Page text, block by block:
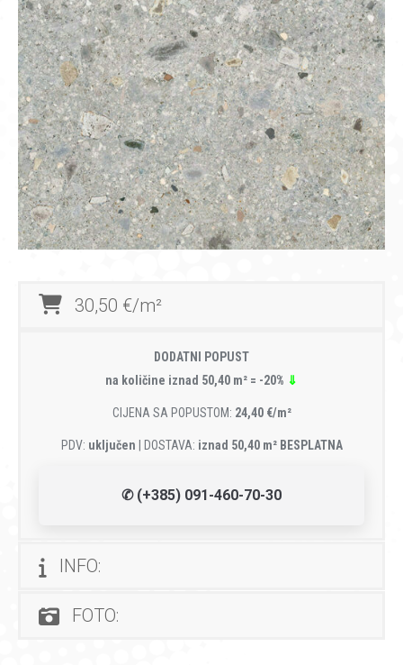
30,50 €/m²
DODATNI POPUST
na količine iznad 50,40 m² = -20% ⇓
CIJENA SA POPUSTOM: 24,40 €/m²
PDV: uključen | DOSTAVA: iznad 50,40 m² BESPLATNA
✆ (+385) 091-460-70-30
INFO:
FOTO: